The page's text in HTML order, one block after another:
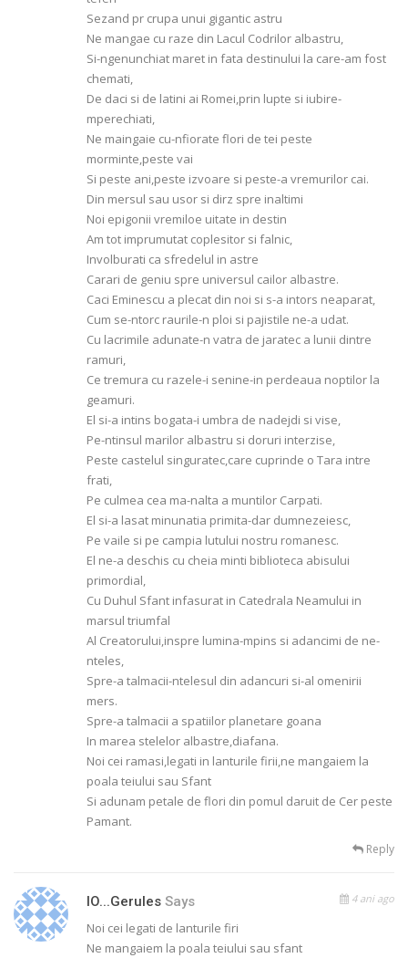
Sezand pr crupa unui gigantic astru
Ne mangae cu raze din Lacul Codrilor albastru,
Si-ngenunchiat maret in fata destinului la care-am fost
chemati,
De daci si de latini ai Romei,prin lupte si iubire-
mperechiati,
Ne maingaie cu-nfiorate flori de tei peste
morminte,peste vai
Si peste ani,peste izvoare si peste-a vremurilor cai.
Din mersul sau usor si dirz spre inaltimi
Noi epigonii vremiloe uitate in destin
Am tot imprumutat coplesitor si falnic,
Involburati ca sfredelul in astre
Carari de geniu spre universul cailor albastre.
Caci Eminescu a plecat din noi si s-a intors neaparat,
Cum se-ntorc raurile-n ploi si pajistile ne-a udat.
Cu lacrimile adunate-n vatra de jaratec a lunii dintre
ramuri,
Ce tremura cu razele-i senine-in perdeaua noptilor la
geamuri.
El si-a intins bogata-i umbra de nadejdi si vise,
Pe-ntinsul marilor albastru si doruri interzise,
Peste castelul singuratec,care cuprinde o Tara intre
frati,
Pe culmea cea ma-nalta a muntilor Carpati.
El si-a lasat minunatia primita-dar dumnezeiesc,
Pe vaile si pe campia lutului nostru romanesc.
El ne-a deschis cu cheia minti biblioteca abisului
primordial,
Cu Duhul Sfant infasurat in Catedrala Neamului in
marsul triumfal
Al Creatorului,inspre lumina-mpins si adancimi de ne-
nteles,
Spre-a talmacii-ntelesul din adancuri si-al omenirii
mers.
Spre-a talmacii a spatiilor planetare goana
In marea stelelor albastre,diafana.
Noi cei ramasi,legati in lanturile firii,ne mangaiem la
poala teiului sau Sfant
Si adunam petale de flori din pomul daruit de Cer peste
Pamant.
Reply
IO...gerules Says 4 ani ago
Noi cei legati de lanturile firi
Ne mangaiem la poala teiului sau sfant